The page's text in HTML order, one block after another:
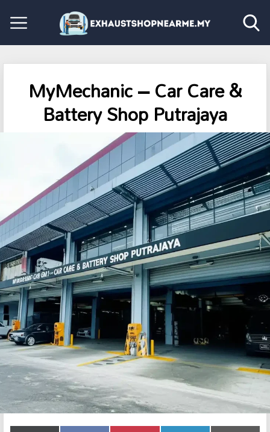
MyMechanic – Car Care &
Battery Shop Putrajaya